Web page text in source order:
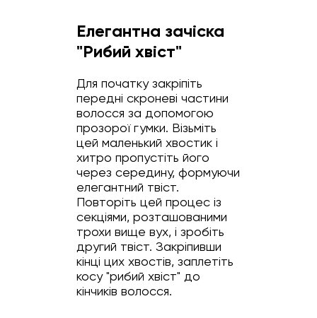
Елегантна зачіска
"Рибий хвіст"
Для початку закріпіть
передні скроневі частини
волосся за допомогою
прозорої гумки. Візьміть
цей маленький хвостик і
хитро пропустіть його
через середину, формуючи
елегантний твіст.
Повторіть цей процес із
секціями, розташованими
трохи вище вух, і зробіть
другий твіст. Закріпивши
кінці цих хвостів, заплетіть
косу "рибий хвіст" до
кінчиків волосся.